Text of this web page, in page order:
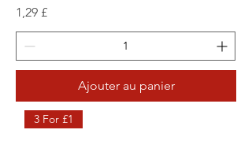
Prix
1,29 £
Ajouter au panier
3 For £1